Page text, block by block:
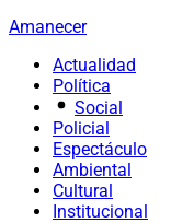
Amanecer
Actualidad
Política
Social
Policial
Espectáculo
Ambiental
Cultural
Institucional